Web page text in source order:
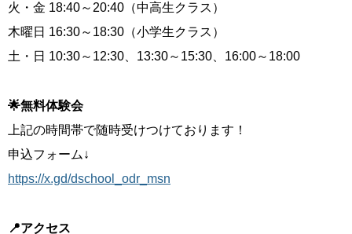
火・金 18:40～20:40（中高生クラス）
木曜日 16:30～18:30（小学生クラス）
土・日 10:30～12:30、13:30～15:30、16:00～18:00
🌟無料体験会
上記の時間帯で随時受けつけております！
申込フォーム↓
https://x.gd/dschool_odr_msn
📍アクセス